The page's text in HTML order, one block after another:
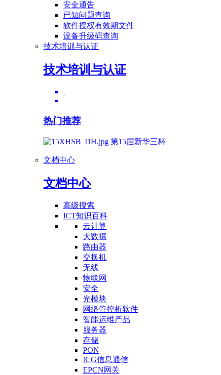
安全通告
已知问题查询
软件授权有效期文件
设备升级码查询
技术培训与认证
技术培训与认证
热门推荐
第15届新华三杯
文档中心
文档中心
高级搜索
ICT知识百科
云计算
大数据
路由器
交换机
无线
物联网
安全
光模块
网络管控析软件
智能运维产品
服务器
存储
PON
ICG信息通信
EPCN网关